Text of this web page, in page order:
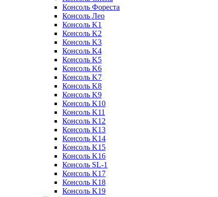
Консоль Фореста
Консоль Лео
Консоль K1
Консоль K2
Консоль K3
Консоль K4
Консоль K5
Консоль K6
Консоль K7
Консоль K8
Консоль K9
Консоль K10
Консоль K11
Консоль K12
Консоль K13
Консоль K14
Консоль K15
Консоль K16
Консоль SL-1
Консоль K17
Консоль K18
Консоль K19